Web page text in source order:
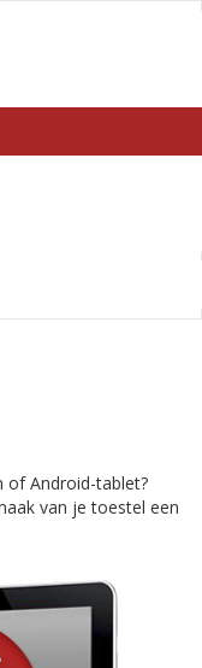
of Android-tablet?
van je toestel een